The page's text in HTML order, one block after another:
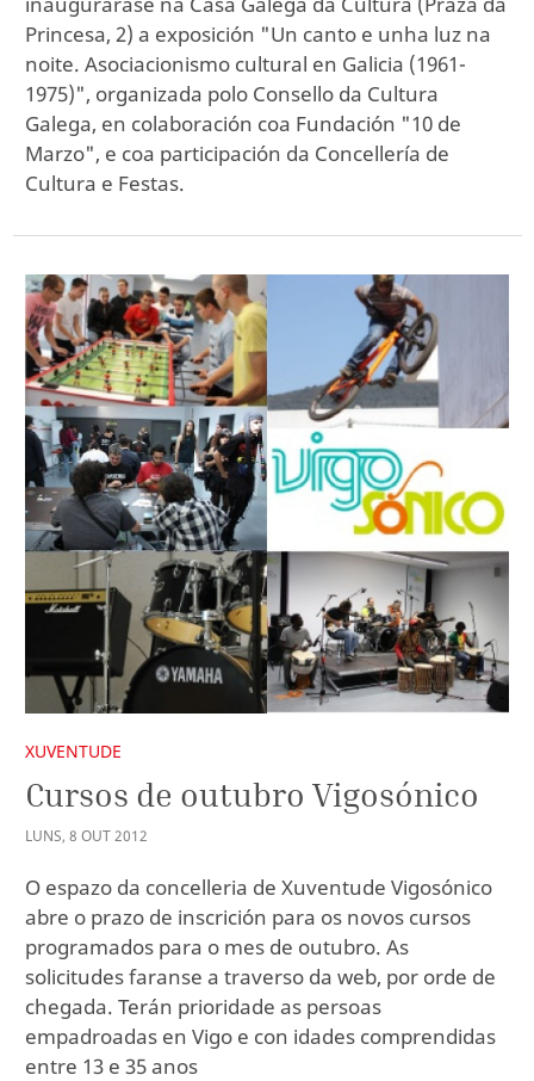
Princesa, 2) a exposición "Un canto e unha luz na
noite. Asociacionismo cultural en Galicia (1961-
1975)", organizada polo Consello da Cultura
Galega, en colaboración coa Fundación "10 de
Marzo", e coa participación da Concellería de
Cultura e Festas.
XUVENTUDE
Cursos de outubro Vigosónico
LUNS, 8 OUT2012
O espazo da concelleria de Xuventude Vigosónico
abre o prazo de inscrición para os novos cursos
programados para o mes de outubro. As
solicitudes faranse a traverso da web, por orde de
chegada. Terán prioridade as persoas
empadroadas en Vigo e con idades comprendidas
entre 13 e 35 anos